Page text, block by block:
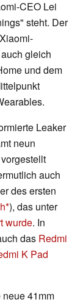
CEO Lei
steht. Der
gleich
und dem
Leaker
neun
auch
des ersten
), das unter
wurde. In
das Redmi
K Pad
neue 41mm